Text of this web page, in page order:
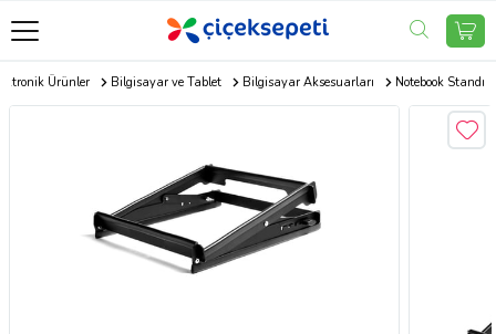
Ürünler Bilgisayar ve Tablet Bilgisayar Aksesuarları Notebook Standı